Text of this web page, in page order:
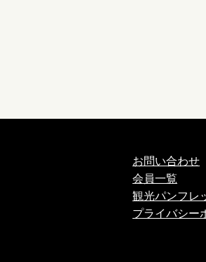
お問い合わせ
会員一覧
観光パンフレ
プライバシー